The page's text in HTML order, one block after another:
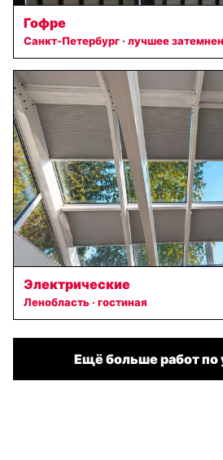
Гофре
Санкт-Петербург · лучшее
Электрические
Ленобласть · гостиная
Ещё больше работ по